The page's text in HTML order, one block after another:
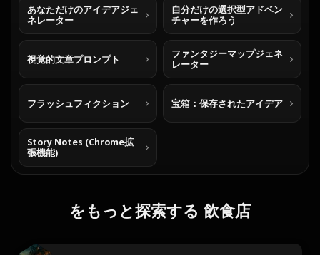
あなただけのアイデアジェ
ネレーター
自分だけの選択型アドベン
チャーを作ろう
視覚的文章プロンプト
ファンタジーマップジェネ
レーター
フラッシュフィクション 宝箱：保存されたアイデア
Story Notes (Chrome拡
張機能)
をもっと探索する 飲食店